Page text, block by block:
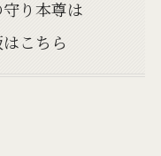
り本尊は
こちら